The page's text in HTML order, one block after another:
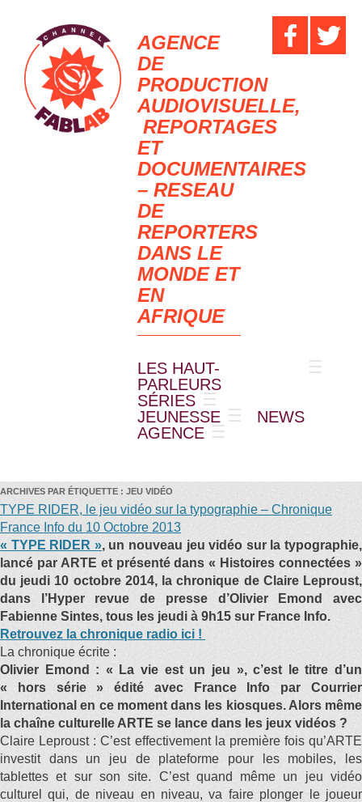
AGENCE
DE
PRODUCTION
AUDIOVISUELLE,
REPORTAGES
ET
DOCUMENTAIRES
– RESEAU
DE
REPORTERS
DANS LE
MONDE ET
EN
AFRIQUE
LES HAUT-
PARLEURS
SÉRIES
JEUNESSE
NEWS
AGENCE
ARCHIVES PAR ÉTIQUETTE : JEU VIDÉO
TYPE RIDER, le jeu vidéo sur la typographie – Chronique
France Info du 10 Octobre 2013
« TYPE RIDER », un nouveau jeu vidéo sur la typographie,
lancé par ARTE et présenté dans « Histoires connectées »
du jeudi 10 octobre 2014, la chronique de Claire Leproust,
dans l’Hyper revue de presse d’Olivier Emond avec
Fabienne Sintes, tous les jeudi à 9h15 sur France Info.
Retrouvez la chronique radio ici !
La chronique écrite :
Olivier Emond : « La vie est un jeu », c’est le titre d’un
« hors série » édité avec France Info par Courrier
International en ce moment dans les kiosques. Alors même
la chaîne culturelle ARTE se lance dans les jeux vidéos ?
Claire Leproust : C’est effectivement la première fois qu’ARTE
investit dans un jeu de plateforme pour les mobiles, les
tablettes et sur son site. C’est quand même un jeu vidéo
culturel qui, de niveau en niveau, va faire plonger le joueur